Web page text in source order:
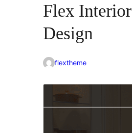
Flex Interior
Design
flextheme